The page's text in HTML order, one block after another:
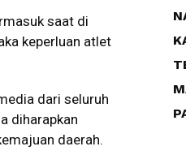
saat di
keperluan atlet
dari seluruh
diharapkan
daerah.